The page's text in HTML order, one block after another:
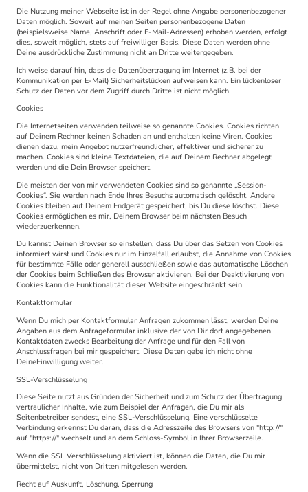
Die Nutzung meiner Webseite ist in der Regel ohne Angabe personenbezogener
Daten möglich. Soweit auf meinen Seiten personenbezogene Daten
(beispielsweise Name, Anschrift oder E-Mail-Adressen) erhoben werden, erfolgt
dies, soweit möglich, stets auf freiwilliger Basis. Diese Daten werden ohne
Deine ausdrückliche Zustimmung nicht an Dritte weitergegeben.
Ich weise darauf hin, dass die Datenübertragung im Internet (z.B. bei der
Kommunikation per E-Mail) Sicherheitslücken aufweisen kann. Ein lückenloser
Schutz der Daten vor dem Zugriff durch Dritte ist nicht möglich.
Cookies
Die Internetseiten verwenden teilweise so genannte Cookies. Cookies richten
auf Deinem Rechner keinen Schaden an und enthalten keine Viren. Cookies
dienen dazu, mein Angebot nutzerfreundlicher, effektiver und sicherer zu
machen. Cookies sind kleine Textdateien, die auf Deinem Rechner abgelegt
werden und die Dein Browser speichert.
Die meisten der von mir verwendeten Cookies sind so genannte „Session-
Cookies“. Sie werden nach Ende Ihres Besuchs automatisch gelöscht. Andere
Cookies bleiben auf Deinem Endgerät gespeichert, bis Du diese löschst. Diese
Cookies ermöglichen es mir, Deinem Browser beim nächsten Besuch
wiederzuerkennen.
Du kannst Deinen Browser so einstellen, dass Du über das Setzen von Cookies
informiert wirst und Cookies nur im Einzelfall erlaubst, die Annahme von Cookies
für bestimmte Fälle oder generell ausschließen sowie das automatische Löschen
der Cookies beim Schließen des Browser aktivieren. Bei der Deaktivierung von
Cookies kann die Funktionalität dieser Website eingeschränkt sein.
Kontaktformular
Wenn Du mich per Kontaktformular Anfragen zukommen lässt, werden Deine
Angaben aus dem Anfrageformular inklusive der von Dir dort angegebenen
Kontaktdaten zwecks Bearbeitung der Anfrage und für den Fall von
Anschlussfragen bei mir gespeichert. Diese Daten gebe ich nicht ohne
DeineEinwilligung weiter.
SSL-Verschlüsselung
Diese Seite nutzt aus Gründen der Sicherheit und zum Schutz der Übertragung
vertraulicher Inhalte, wie zum Beispiel der Anfragen, die Du mir als
Seitenbetreiber sendest, eine SSL-Verschlüsselung. Eine verschlüsselte
Verbindung erkennst Du daran, dass die Adresszeile des Browsers von "http://"
auf "https://" wechselt und an dem Schloss-Symbol in Ihrer Browserzeile.
Wenn die SSL Verschlüsselung aktiviert ist, können die Daten, die Du mir
übermittelst, nicht von Dritten mitgelesen werden.
Recht auf Auskunft, Löschung, Sperrung